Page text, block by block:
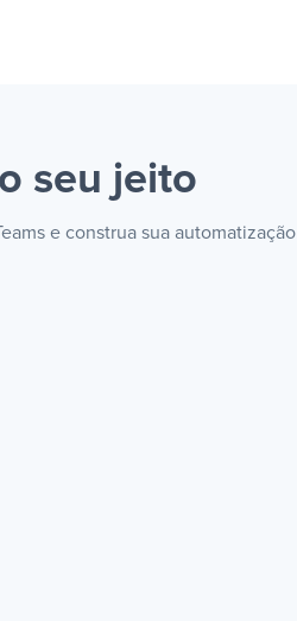
seu jeito
e construa sua automatização